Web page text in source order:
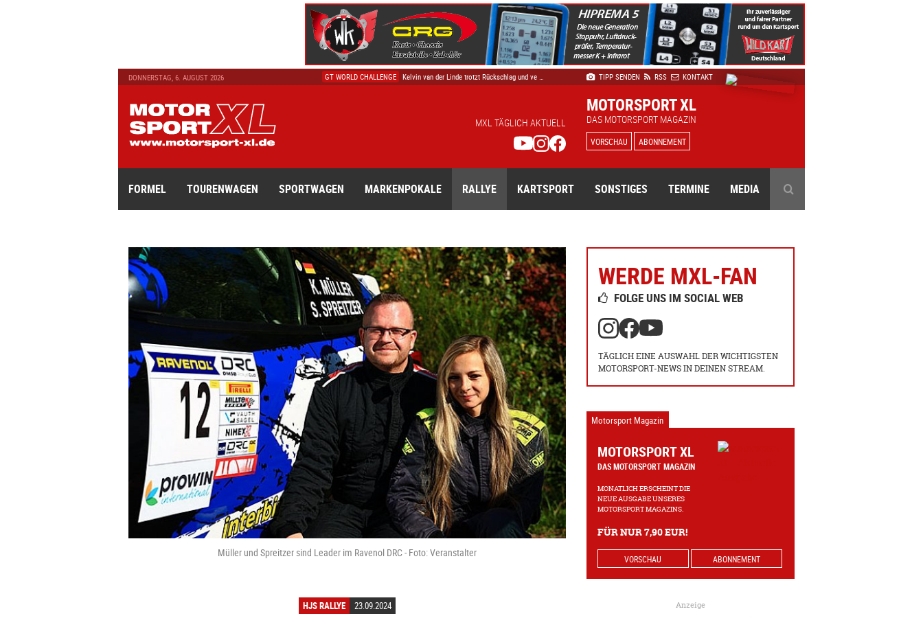
DONNERSTAG, 6. AUGUST 2026
Lennard Falk von Canal sammelt wichtige Erfah …
GT WORLD CHALLENGE
Kelvin van der Linde trotzt Rückschlag und ve …
Neuerscheinung: Der neue Kartbahnen-Guide
TIPP SENDEN RSS KONTAKT
MXL TÄGLICH AKTUELL
MOTORSPORT XL
DAS MOTORSPORT MAGAZIN
VORSCHAU ABONNEMENT
FORMEL TOURENWAGEN SPORTWAGEN MARKENPOKALE RALLYE KARTSPORT SONSTIGES TERMINE MEDIA
Müller und Spreitzer sind Leader im Ravenol DRC - Foto: Veranstalter
HJS RALLYE 23.09.2024
WERDE MXL-FAN
FOLGE UNS IM SOCIAL WEB
TÄGLICH EINE AUSWAHL DER WICHTIGSTEN
MOTORSPORT-NEWS IN DEINEN STREAM.
Motorsport Magazin
MOTORSPORT XL
DAS MOTORSPORT MAGAZIN
MONATLICH ERSCHEINT DIE
NEUE AUSGABE UNSERES
MOTORSPORT MAGAZINS.
FÜR NUR 7,90 EUR!
VORSCHAU ABONNEMENT
Anzeige